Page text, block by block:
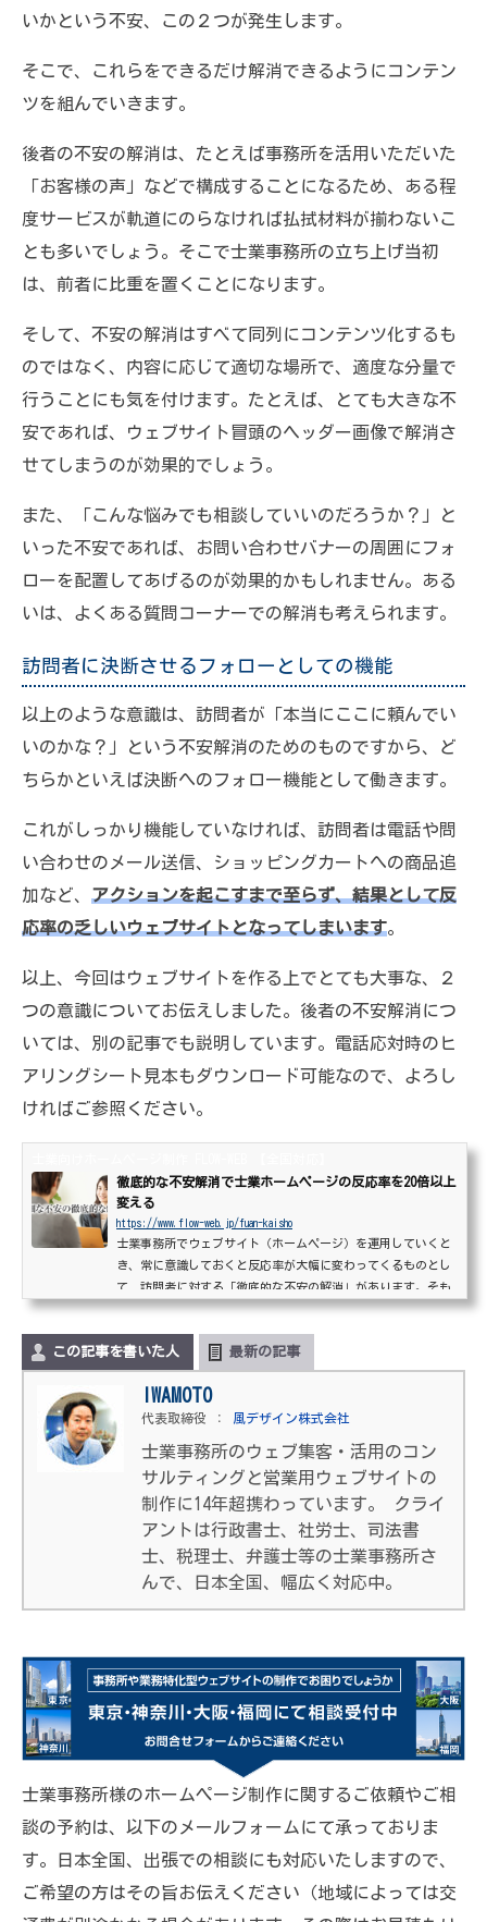
いかという不安、この２つが発生します。
そこで、これらをできるだけ解消できるようにコンテン
ツを組んでいきます。
後者の不安の解消は、たとえば事務所を活用いただいた
「お客様の声」などで構成することになるため、ある程
度サービスが軌道にのらなければ払拭材料が揃わないこ
とも多いでしょう。そこで士業事務所の立ち上げ当初
は、前者に比重を置くことになります。
そして、不安の解消はすべて同列にコンテンツ化するも
のではなく、内容に応じて適切な場所で、適度な分量で
行うことにも気を付けます。たとえば、とても大きな不
安であれば、ウェブサイト冒頭のヘッダー画像で解消さ
せてしまうのが効果的でしょう。
また、「こんな悩みでも相談していいのだろうか？」と
いった不安であれば、お問い合わせバナーの周囲にフォ
ローを配置してあげるのが効果的かもしれません。ある
いは、よくある質問コーナーでの解消も考えられます。
訪問者に決断させるフォローとしての機能
以上のような意識は、訪問者が「本当にここに頼んでい
いのかな？」という不安解消のためのものですから、ど
ちらかといえば決断へのフォロー機能として働きます。
これがしっかり機能していなければ、訪問者は電話や問
い合わせのメール送信、ショッピングカートへの商品追
加など、 アクションを起こすまで至らず、結果として反
応率の乏しいウェブサイトとなってしまいます。
以上、今回はウェブサイトを作る上でとても大事な、２
つの意識についてお伝えしました。後者の不安解消につ
いては、別の記事でも説明しています。電話応対時のヒ
アリングシート見本もダウンロード可能なので、よろし
ければご参照ください。
徹底的な不安解消で士業ホームページの反応率を20倍以上
変える
https://www.flow-web.jp/fuan-kaisho
士業事務所でウェブサイト（ホームページ）を運用していくと
き、常に意識しておくと反応率が大幅に変わってくるものとし
て、訪問者に対する「徹底的な不安の解消」があります。そも
そも、士業さんの仕事が誰かの不安を払拭したり面倒を軽減し
を解消してあげるのは当たり前の流れともいえます。ウェブを
事務所の営業ツールと位置づけるのであれば、公開当初からし
ばらくの間「徹底的な不安解消」のサイクルを回すことに絞っ
た運営を行うべき、と断言してしまいたいくらいです...
この記事を書いた人 最新の記事
IWAMOTO
代表取締役 ： 風デザイン株式会社
士業事務所のウェブ集客・活用のコン
サルティングと営業用ウェブサイトの
制作に14年超携わっています。 クライ
アントは行政書士、社労士、司法書
士、税理士、弁護士等の士業事務所さ
んで、日本全国、幅広く対応中。
士業事務所様のホームページ制作に関するご依頼やご相
談の予約は、以下のメールフォームにて承っておりま
す。日本全国、出張での相談にも対応いたしますので、
ご希望の方はその旨お伝えください（地域によっては交